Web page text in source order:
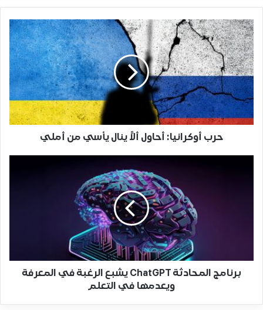
حرب أوكرانيا: أحاول ألاَّ ينال يأسي من أملي
برنامج المحادثة ChatGPT يشبع الرغبة في المعرفة
ويعدمها في التعلم